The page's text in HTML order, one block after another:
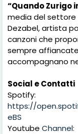
“Quando Zurigo
media del settore
Dezabel, artista
canzoni che
sempre
accompagnano
Social e Contatti
Spotify:
https://
eBS
Youtube Channel: